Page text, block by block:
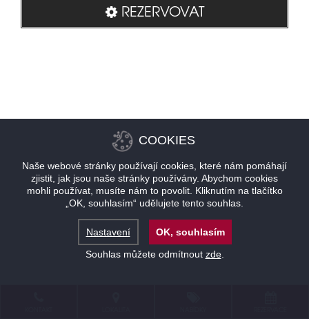
REZERVOVAT
COOKIES
Naše webové stránky používají cookies, které nám pomáhají
zjistit, jak jsou naše stránky používány. Abychom cookies
mohli používat, musíte nám to povolit. Kliknutím na tlačítko
„OK, souhlasím“ udělujete tento souhlas.
Nastavení
OK, souhlasím
Souhlas můžete odmítnout zde.